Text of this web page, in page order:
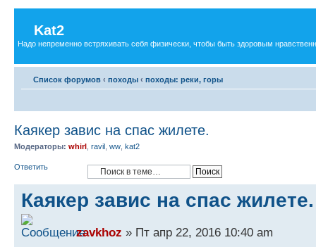
Kat2
Надо непременно встряхивать себя физически, чтобы быть здоровым
Список форумов ‹ походы ‹ походы: реки, горы
Каякер завис на спас жилете.
Модераторы: whirl ravil ww kat2
Ответить
Каякер завис на спас жилете.
zavkhoz » Пт апр 22, 2016 10:40 am